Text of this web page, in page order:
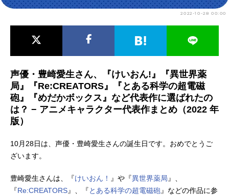
男性声優/女性声優一覧
2022-10-28 00:00
声優・豊崎愛生さん、『けいおん!』『異世界薬
局』『Re:CREATORS』『とある科学の超電磁
砲』『めだかボックス』など代表作に選ばれたの
は？ − アニメキャラクター代表作まとめ（2022 年
版）
10月28日は、声優・豊崎愛生さんの誕生日です。おめでとうご
ざいます。
豊崎愛生さんは、『けいおん！ 』や『異世界薬局 』、
『Re:CREATORS』、『とある科学の超電磁砲』などの作品に参